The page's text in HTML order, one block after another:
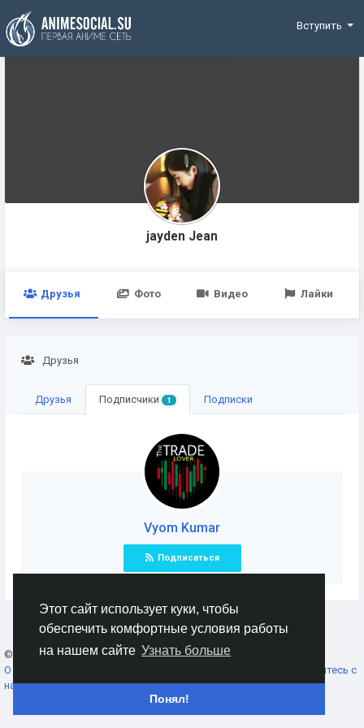
Этот сайт использует куки, чтобы
обеспечить комфортные условия работы
на нашем сайте Узнать больше
Понял!
Funding
Вступить
jayden Jean
Друзья Фото Видео Лайки
Друзья
Друзья Подписчики 1 Подписки
Vyom Kumar
Подписаться
© 2026 AnimeSocial.SU - Первая аниме сеть!
О нас
Свяжитесь с
нами
Каталог